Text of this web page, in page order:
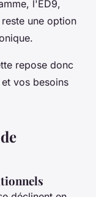
l'ED9,
une option
repose donc
vos besoins